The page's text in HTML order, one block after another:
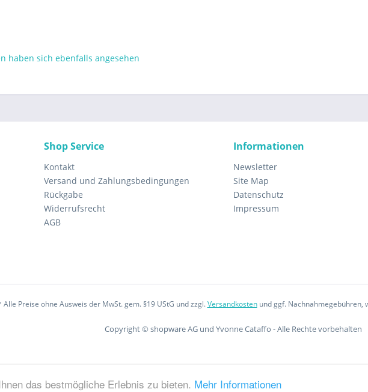
das bestmögliche Erlebnis zu bieten. Mehr Informationen
haben sich ebenfalls angesehen
Shop Service
Kontakt
Versand und Zahlungsbedingungen
Rückgabe
Widerrufsrecht
AGB
Informationen
Newsletter
Site Map
Datenschutz
Impressum
Alle Preise ohne Ausweis der MwSt. gem. §19 UStG und zzgl.Versandkostenund ggf. Nachnahmegebühren,
Copyright © shopware AG und Yvonne Cataffo - Alle Rechte vorbehalten